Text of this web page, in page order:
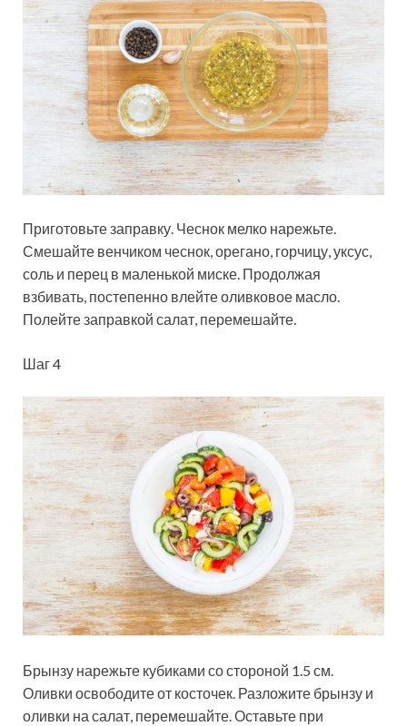
Приготовьте заправку. Чеснок мелко нарежьте.
Смешайте венчиком чеснок, орегано, горчицу, уксус,
соль и перец в маленькой миске. Продолжая
взбивать, постепенно влейте оливковое масло.
Полейте заправкой салат, перемешайте.
Шаг 4
Брынзу нарежьте кубиками со стороной 1.5 см.
Оливки освободите от косточек. Разложите брынзу и
оливки на салат, перемешайте. Оставьте при